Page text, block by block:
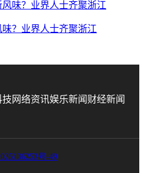
？业界人士齐聚浙江
技 网络资讯娱乐新闻 财经新闻
号-49